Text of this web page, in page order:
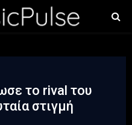
το rival του
στιγμή